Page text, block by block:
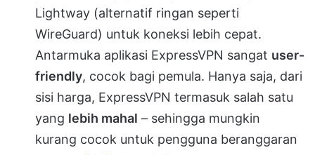
Lightway (alternatif ringan seperti
WireGuard) untuk koneksi lebih cepat.
Antarmuka aplikasi ExpressVPN sangat user-
friendly, cocok bagi pemula. Hanya saja, dari
sisi harga, ExpressVPN termasuk salah satu
yang lebih mahal – sehingga mungkin
kurang cocok untuk pengguna beranggaran